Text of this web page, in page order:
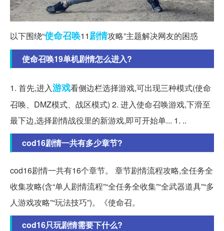
以下围绕“使命召唤11剧情攻略”主题解决网友的困惑
使命召唤19单机剧情怎么进入?
1. 首先,进入游戏看侧边栏选择游戏,可出现三种模式(使命
召唤、DMZ模式、战区模式) 2. 进入使命召唤游戏,下滑至
最下边,选择剧情战役里的新游戏,即可开始单... 1. ..
cod16剧情一共有多少章节?
cod16剧情一共有16个章节。 章节剧情流程攻略,全任务全
收集攻略(含“单人剧情流程”“全任务全收集”“全武器道具”“多
人游戏攻略”“玩法技巧”)。《使命召。
cod16只玩剧情需要下什么?